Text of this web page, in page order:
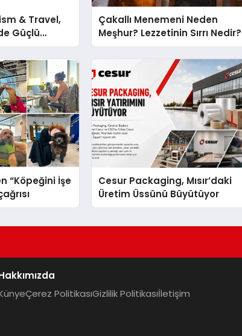
& Travel,
Güçlü
Fark
Çakallı Menemeni Neden
Meşhur? Lezzetinin Sırrı Nedir?
“Köpeğini İşe
Cesur Packaging, Mısır’daki
Üretim Üssünü Büyütüyor
Çerez PolitikasıGizlilik Politikasıİletişim